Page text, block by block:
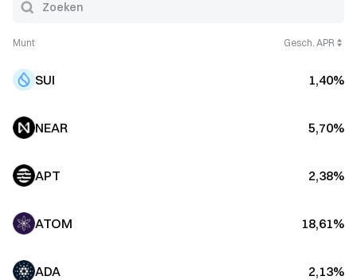
Munt Gesch. APR
SUI 1,40%
NEAR 5,70%
APT 2,38%
ATOM 18,61%
ADA 2,13%